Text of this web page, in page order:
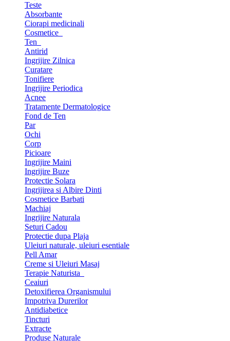
Teste
Absorbante
Ciorapi medicinali
Cosmetice
Ten
Antirid
Ingrijire Zilnica
Curatare
Tonifiere
Ingrijire Periodica
Acnee
Tratamente Dermatologice
Fond de Ten
Par
Ochi
Corp
Picioare
Ingrijire Maini
Ingrijire Buze
Protectie Solara
Ingrijirea si Albire Dinti
Cosmetice Barbati
Machiaj
Ingrijire Naturala
Seturi Cadou
Protectie dupa Plaja
Uleiuri naturale, uleiuri esentiale
Pell Amar
Creme si Uleiuri Masaj
Terapie Naturista
Ceaiuri
Detoxifierea Organismului
Impotriva Durerilor
Antidiabetice
Tincturi
Extracte
Produse Naturale